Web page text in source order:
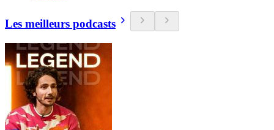
Les meilleurs podcasts